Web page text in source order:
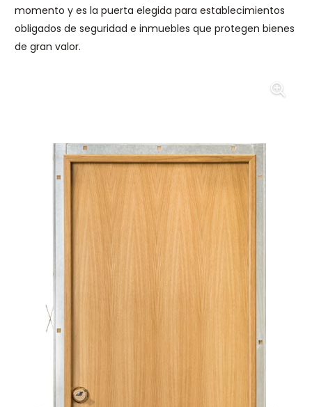
momento y es la puerta elegida para establecimientos
obligados de seguridad e inmuebles que protegen bienes
de gran valor.